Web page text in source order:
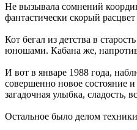
Не вызывала сомнений
фантастически скорый
Кот бегал из детства в
юношами. Кабана же,
И вот в январе 1988 года,
совершенно новое состояние
загадочная улыбка, сладость,
Остальное было делом